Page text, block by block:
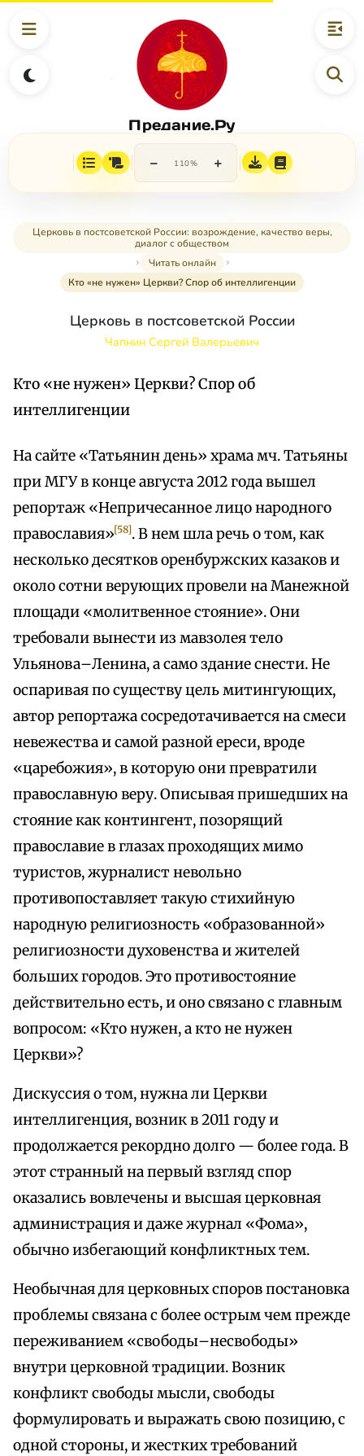
Предание.Ру
− 110% +
Церковь в постсоветской России: возрождение, качество веры,
диалог с обществом
Читать онлайн
Кто «не нужен» Церкви? Спор об интеллигенции
Церковь в постсоветской России
Чапнин Сергей Валерьевич
Кто «не нужен» Церкви? Спор об
интеллигенции
На сайте «Татьянин день» храма мч. Татьяны
при МГУ в конце августа 2012 года вышел
репортаж «Непричесанное лицо народного
православия»[58]. В нем шла речь о том, как
несколько десятков оренбуржских казаков и
около сотни верующих провели на Манежной
площади «молитвенное стояние». Они
требовали вынести из мавзолея тело
Ульянова–Ленина, а само здание снести. Не
оспаривая по существу цель митингующих,
автор репортажа сосредотачивается на смеси
невежества и самой разной ереси, вроде
«царебожия», в которую они превратили
православную веру. Описывая пришедших на
стояние как контингент, позорящий
православие в глазах проходящих мимо
туристов, журналист невольно
противопоставляет такую стихийную
народную религиозность «образованной»
религиозности духовенства и жителей
больших городов. Это противостояние
действительно есть, и оно связано с главным
вопросом: «Кто нужен, а кто не нужен
Церкви»?
Дискуссия о том, нужна ли Церкви
интеллигенция, возник в 2011 году и
продолжается рекордно долго — более года. В
этот странный на первый взгляд спор
оказались вовлечены и высшая церковная
администрация и даже журнал «Фома»,
обычно избегающий конфликтных тем.
Необычная для церковных споров постановка
проблемы связана с более острым чем прежде
переживанием «свободы–несвободы»
внутри церковной традиции. Возник
конфликт свободы мысли, свободы
формулировать и выражать свою позицию, с
одной стороны, и жестких требований